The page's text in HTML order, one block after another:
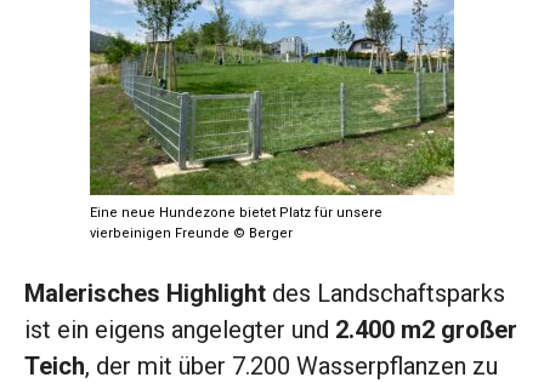
Eine neue Hundezone bietet Platz für unsere
vierbeinigen Freunde © Berger
Malerisches Highlight des Landschaftsparks
ist ein eigens angelegter und 2.400 m2 großer
Teich, der mit über 7.200 Wasserpflanzen zu